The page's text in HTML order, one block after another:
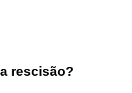
rescisão?